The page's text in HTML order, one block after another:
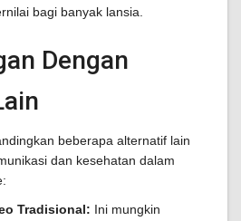
bagi banyak lansia.
Dengan
beberapa alternatif lain
dan kesehatan dalam
Tradisional: Ini mungkin